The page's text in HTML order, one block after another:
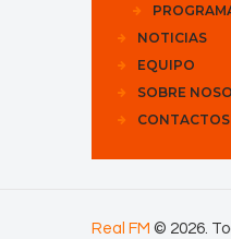
NOTICIAS
EQUIPO
SOBRE
CONTACTOS
Real FM © 2026.